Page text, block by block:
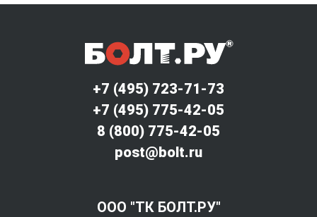
+7 (495) 723-71-73
+7 (495) 775-42-05
8 (800) 775-42-05
post@bolt.ru
ООО "ТК БОЛТ.РУ"